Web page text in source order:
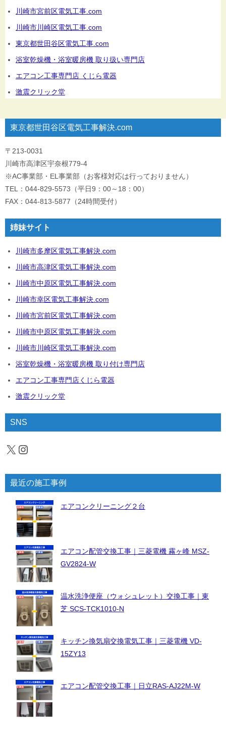
川崎市宮前区電気工事.com
川崎市川崎区電気工事.com
東京都世田谷区電気工事.com
浴室乾燥機・浴室暖房機 取り扱い専門店
エアコン工事専門店 くじら電器
激震クリック堂
東京都世田谷区電気工事解決.com
〒213-0031
川崎市高津区宇奈根779-4
※AC事業部・EL事業部（お客様対応は行っておりません）
TEL：044-829-5573（平日9：00～18：00）
FAX：044-813-5877（24時間受付）
姉妹サイト
川崎市多摩区電気工事解決.com
川崎市高津区電気工事解決.com
川崎市中原区電気工事解決.com
川崎市幸区電気工事解決.com
川崎市宮前区電気工事解決.com
川崎市中原区電気工事解決.com
川崎市川崎区電気工事解決.com
浴室乾燥機・浴室暖房機 取り付け専門店
エアコン工事専門店くじら電器
激震クリック堂
SNS
X Instagram
最近の施工事例
エアコンクリーニング２台
エアコン配管交換工事｜三菱電機 霧ヶ峰 MSZ-
GV2824-W
温水洗浄便座（ウォシュレット）交換工事｜東
芝 SCS-TCK1010-N
キッチン換気扇交換電気工事｜三菱電機 VD-
15ZY13
エアコン配管交換工事｜日立RAS-AJ22M-W